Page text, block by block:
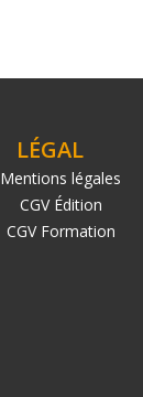
LÉGAL
Mentions légales
CGV Édition
CGV Formation